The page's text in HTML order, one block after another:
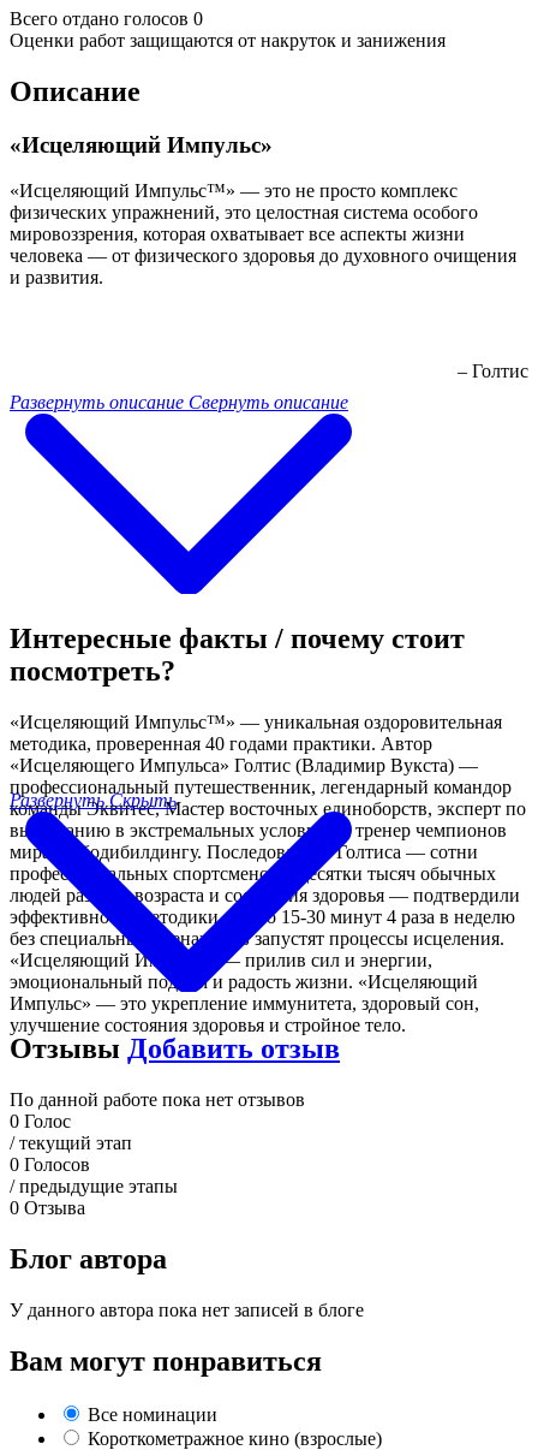
Всего отдано голосов 0
Оценки работ защищаются от накруток и занижения
Описание
«Исцеляющий Импульс»
«Исцеляющий Импульс™» — это не просто комплекс
физических упражнений, это целостная система особого
мировоззрения, которая охватывает все аспекты жизни
человека — от физического здоровья до духовного очищения
и развития.
– Голтис
Развернуть описание Свернуть описание
Интересные факты / почему стоит
посмотреть?
«Исцеляющий Импульс™» — уникальная оздоровительная
методика, проверенная 40 годами практики. Автор
«Исцеляющего Импульса» Голтис (Владимир Вукста) —
профессиональный путешественник, легендарный командор
команды Эквитес, Мастер восточных единоборств, эксперт по
выживанию в экстремальных условиях и тренер чемпионов
мира по бодибилдингу. Последователи Голтиса — сотни
профессиональных спортсменов и десятки тысяч обычных
людей разного возраста и состояния здоровья — подтвердили
эффективность методики. Всего 15-30 минут 4 раза в неделю
без специальных тренажеров запустят процессы исцеления.
«Исцеляющий Импульс» — прилив сил и энергии,
эмоциональный подъём и радость жизни. «Исцеляющий
Импульс» — это укрепление иммунитета, здоровый сон,
улучшение состояния здоровья и стройное тело.
Развернуть Скрыть
Отзывы Добавить отзыв
По данной работе пока нет отзывов
0 Голос
/ текущий этап
0 Голосов
/ предыдущие этапы
0 Отзыва
Блог автора
У данного автора пока нет записей в блоге
Вам могут понравиться
Все номинации
Короткометражное кино (взрослые)